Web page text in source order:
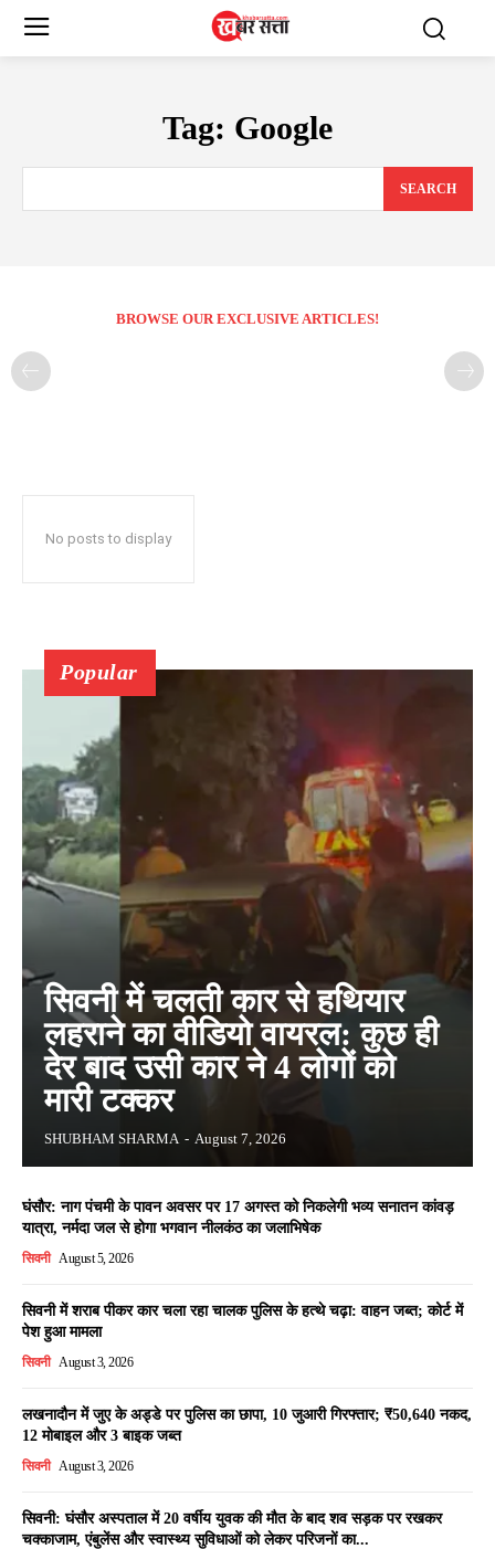
Tag: Google
SEARCH
BROWSE OUR EXCLUSIVE ARTICLES!
No posts to display
Popular
सिवनी में चलती कार से हथियार
लहराने का वीडियो वायरल: कुछ ही
देर बाद उसी कार ने 4 लोगों को
मारी टक्कर
SHUBHAM SHARMA - August 7, 2026
घंसौर: नाग पंचमी के पावन अवसर पर 17 अगस्त को निकलेगी भव्य सनातन कांवड़
यात्रा, नर्मदा जल से होगा भगवान नीलकंठ का जलाभिषेक
सिवनी August 5, 2026
सिवनी में शराब पीकर कार चला रहा चालक पुलिस के हत्थे चढ़ा: वाहन जब्त; कोर्ट में
पेश हुआ मामला
सिवनी August 3, 2026
लखनादौन में जुए के अड्डे पर पुलिस का छापा, 10 जुआरी गिरफ्तार; ₹50,640 नकद,
12 मोबाइल और 3 बाइक जब्त
सिवनी August 3, 2026
सिवनी: घंसौर अस्पताल में 20 वर्षीय युवक की मौत के बाद शव सड़क पर रखकर
चक्काजाम, एंबुलेंस और स्वास्थ्य सुविधाओं को लेकर परिजनों का...